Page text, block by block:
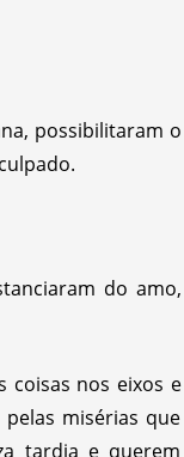
possibilitaram o
do amo,
coisas nos eixos e
misérias que
tardia e querem